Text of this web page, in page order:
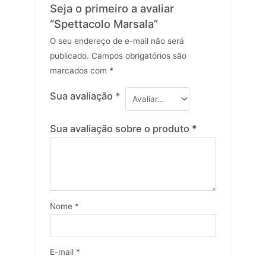
Seja o primeiro a avaliar
“Spettacolo Marsala”
O seu endereço de e-mail não será
publicado. Campos obrigatórios são
marcados com *
Sua avaliação *
Sua avaliação sobre o produto *
Nome *
E-mail *